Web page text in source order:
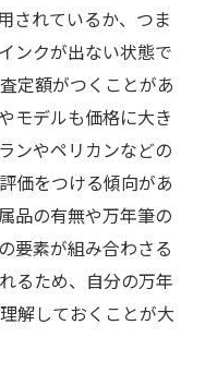
されているか、つま
ンクが出ない状態で
定額がつくことがあ
モデルも価格に大き
ンやペリカンなどの
価をつける傾向があ
品の有無や万年筆の
要素が組み合わさる
るため、自分の万年
解しておくことが大